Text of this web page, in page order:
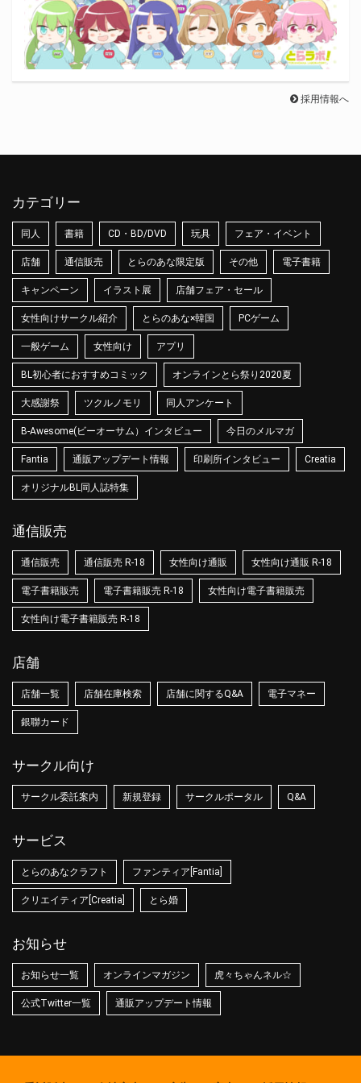
採用情報へ
カテゴリー
同人 書籍 CD・BD/DVD 玩具 フェア・イベント
店舗 通信販売 とらのあな限定版 その他 電子書籍
キャンペーン イラスト展 店舗フェア・セール
女性向けサークル紹介 とらのあな×韓国 PCゲーム
一般ゲーム 女性向け アプリ
BL初心者におすすめコミック オンラインとら祭り2020夏
大感謝祭 ツクルノモリ 同人アンケート
B-Awesome(ビーオーサム）インタビュー 今日のメルマガ
Fantia 通販アップデート情報 印刷所インタビュー Creatia
オリジナルBL同人誌特集
通信販売
通信販売 通信販売 R-18 女性向け通販 女性向け通販 R-18
電子書籍販売 電子書籍販売 R-18 女性向け電子書籍販売
女性向け電子書籍販売 R-18
店舗
店舗一覧 店舗在庫検索 店舗に関するQ&A 電子マネー
銀聯カード
サークル向け
サークル委託案内 新規登録 サークルポータル Q&A
サービス
とらのあなクラフト ファンティア[Fantia]
クリエイティア[Creatia] とら婚
お知らせ
お知らせ一覧 オンラインマガジン 虎々ちゃんネル☆
公式Twitter一覧 通販アップデート情報